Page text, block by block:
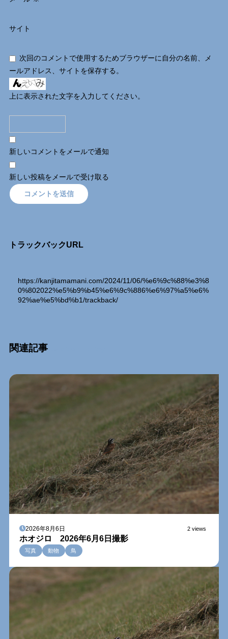
サイト
次回のコメントで使用するためブラウザーに自分の名前、メ
ールアドレス、サイトを保存する。
上に表示された文字を入力してください。
新しいコメントをメールで通知
新しい投稿をメールで受け取る
トラックバックURL
https://kanjitamamani.com/2024/11/06/%e6%9c%88%e3%8
0%802022%e5%b9%b45%e6%9c%886%e6%97%a5%e6%
92%ae%e5%bd%b1/trackback/
関連記事Relation Entry
2026年8月6日 2 views
ホオジロ 2026年6月6日撮影
写真 動物 鳥